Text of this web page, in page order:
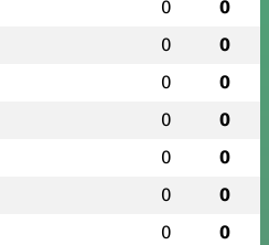
0 0
0 0
0 0
0 0
0 0
0 0
0 0